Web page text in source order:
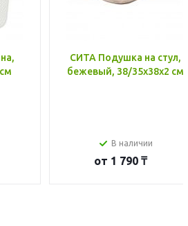
СИТА Подушка на стул,
бежевый, 38/35x38x2 см
В наличии
от 1 790 ₸